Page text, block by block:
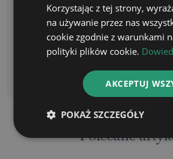
Sprawdź ofertęporad
WYŚWIETL WSZYSTKIE WPISY
Poprzedni wpis
Polecane
Korzystając z tej strony,
na używanie przez nas
cookie zgodnie z warunkami
polityki plików cookie.
AKCEPTUJ
POKAŻ SZCZEGÓŁY